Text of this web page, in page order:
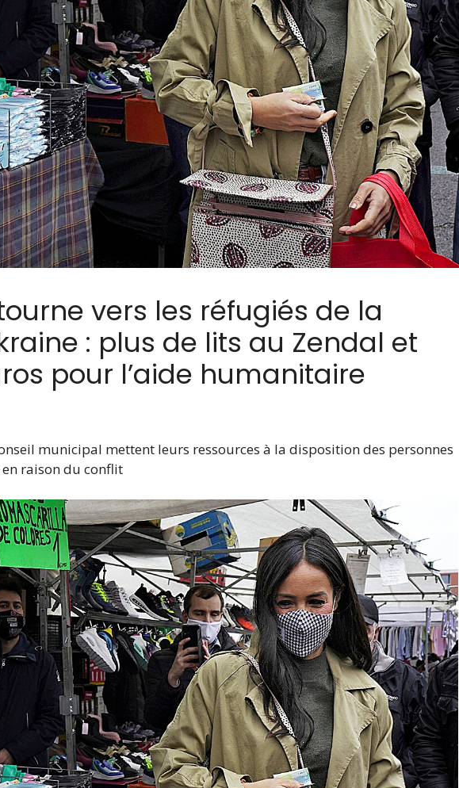
vers les réfugiés de la
: plus de lits au Zendal et
pour l’aide humanitaire
municipal mettent leurs ressources à la disposition des personnes
raison du conflit